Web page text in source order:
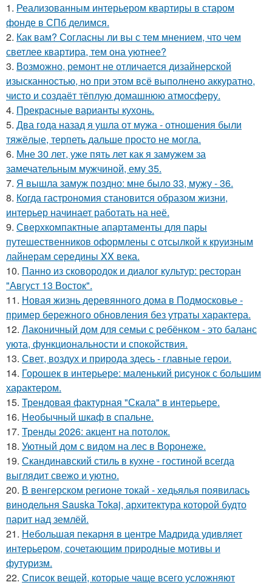
1. Реализованным интерьером квартиры в старом
фонде в СПб делимся.
2. Как вам? Согласны ли вы с тем мнением, что чем
светлее квартира, тем она уютнее?
3. Возможно, ремонт не отличается дизайнерской
изысканностью, но при этом всё выполнено аккуратно,
чисто и создаёт тёплую домашнюю атмосферу.
4. Прекрасные варианты кухонь.
5. Два года назад я ушла от мужа - отношения были
тяжёлые, терпеть дальше просто не могла.
6. Мне 30 лет, уже пять лет как я замужем за
замечательным мужчиной, ему 35.
7. Я вышла замуж поздно: мне было 33, мужу - 36.
8. Когда гастрономия становится образом жизни,
интерьер начинает работать на неё.
9. Сверхкомпактные апартаменты для пары
путешественников оформлены с отсылкой к круизным
лайнерам середины XX века.
10. Панно из сковородок и диалог культур: ресторан
"Август 13 Восток".
11. Новая жизнь деревянного дома в Подмосковье -
пример бережного обновления без утраты характера.
12. Лаконичный дом для семьи с ребёнком - это баланс
уюта, функциональности и спокойствия.
13. Свет, воздух и природа здесь - главные герои.
14. Горошек в интерьере: маленький рисунок с большим
характером.
15. Трендовая фактурная "Скала" в интерьере.
16. Необычный шкаф в спальне.
17. Тренды 2026: акцент на потолок.
18. Уютный дом с видом на лес в Воронеже.
19. Скандинавский стиль в кухне - гостиной всегда
выглядит свежо и уютно.
20. В венгерском регионе токай - хедьялья появилась
винодельня Sauska Tokaj, архитектура которой будто
парит над землёй.
21. Небольшая пекарня в центре Мадрида удивляет
интерьером, сочетающим природные мотивы и
футуризм.
22. Список вещей, которые чаще всего усложняют